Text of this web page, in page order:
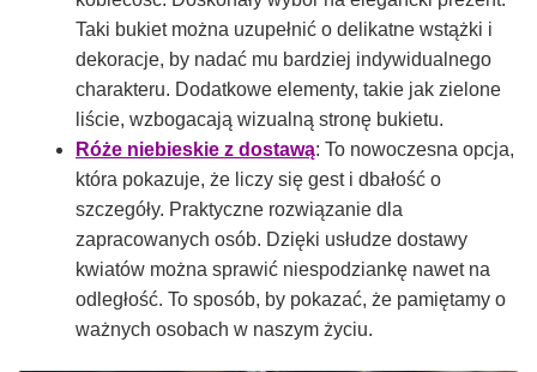
Taki bukiet można uzupełnić o delikatne wstążki i
dekoracje, by nadać mu bardziej indywidualnego
charakteru. Dodatkowe elementy, takie jak zielone
liście, wzbogacają wizualną stronę bukietu.
Róże niebieskie z dostawą: To nowoczesna opcja,
która pokazuje, że liczy się gest i dbałość o
szczegóły. Praktyczne rozwiązanie dla
zapracowanych osób. Dzięki usłudze dostawy
kwiatów można sprawić niespodziankę nawet na
odległość. To sposób, by pokazać, że pamiętamy o
ważnych osobach w naszym życiu.